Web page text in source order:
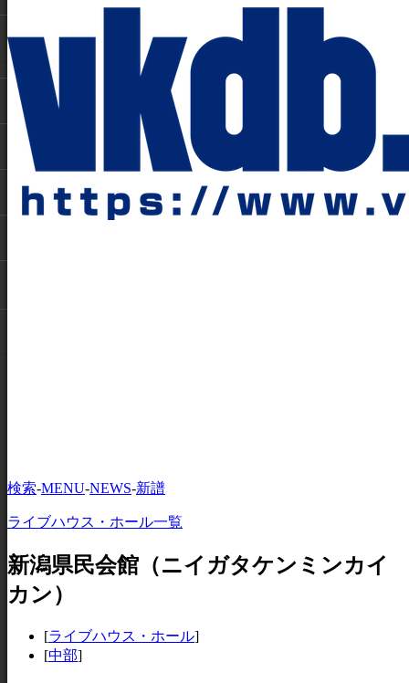
検索-MENU-NEWS-新譜
ライブハウス・ホール一覧
新潟県民会館（ニイガタケンミンカイ
カン）
[ライブハウス・ホール]
[中部]